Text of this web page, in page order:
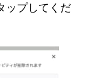
ップしてくだ